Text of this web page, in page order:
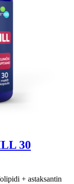
30
+ astaksantin